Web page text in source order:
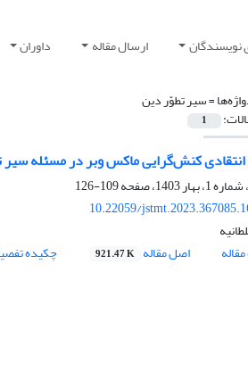
نویسندگان ارسال مقاله داوران
=سیر تطوّر دین
1
انتقادی کنش‌گرایی ماکس وبر در مسئله
109-126
10.22059/
اصل مقاله 921.47 K چکیده